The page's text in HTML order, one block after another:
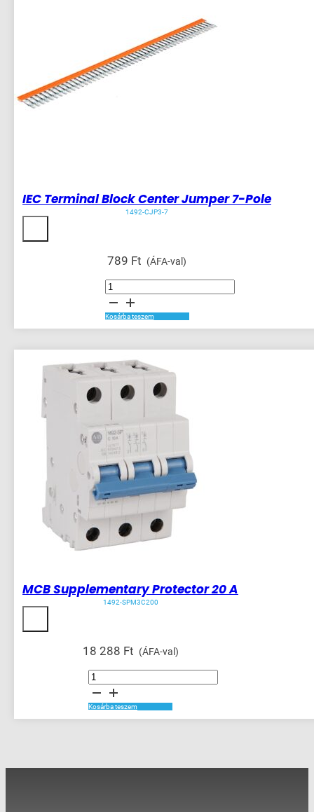
IEC Terminal Block Center Jumper 7-Pole
1492-CJP3-7
789 Ft (ÁFA-val)
IEC
Terminal
Center
Jumper
7-
Pole
Kosárba teszem
MCB Supplementary Protector 20 A
1492-SPM3C200
18 288 Ft (ÁFA-val)
MCB
Supplementary
Protector
20
A
mennyiség
Kosárba teszem